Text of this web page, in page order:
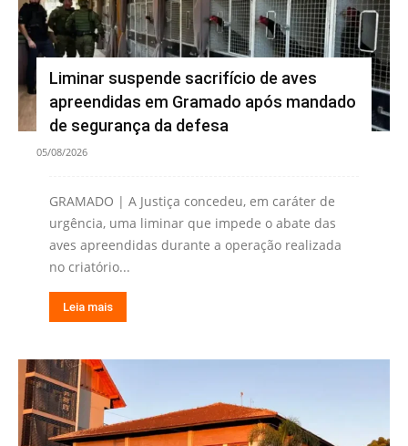
Liminar suspende sacrifício de aves
apreendidas em Gramado após mandado
de segurança da defesa
05/08/2026
GRAMADO | A Justiça concedeu, em caráter de
urgência, uma liminar que impede o abate das
aves apreendidas durante a operação realizada
no criatório...
Leia mais